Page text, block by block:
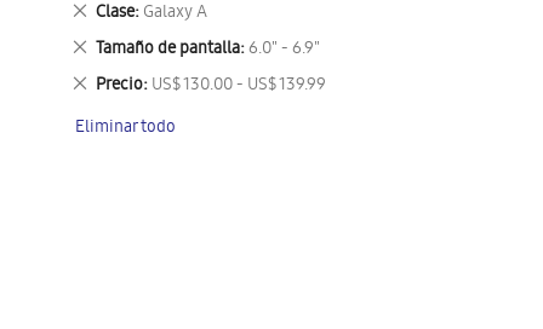
Clase Galaxy A
Eliminar
este
artículo
Tamaño de pantalla 6.0" - 6.9"
Eliminar
este
artículo
Precio US$ 130.00 - US$ 139.99
Eliminar
artículo
Eliminar todo